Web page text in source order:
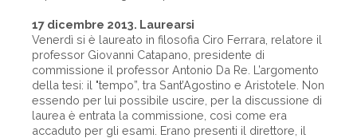
17 dicembre 2013. Laurearsi
Venerdì si è laureato in filosofia Ciro Ferrara, relatore il
professor Giovanni Catapano, presidente di
commissione il professor Antonio Da Re. L’argomento
della tesi: il "tempo”, tra Sant’Agostino e Aristotele. Non
essendo per lui possibile uscire, per la discussione di
laurea è entrata la commissione, così come era
accaduto per gli esami. Erano presenti il direttore, il